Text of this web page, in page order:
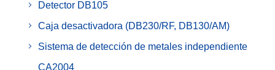
Detector DB105
Caja desactivadora (DB230/RF, DB130/AM)
Sistema de detección de metales independiente
CA2004